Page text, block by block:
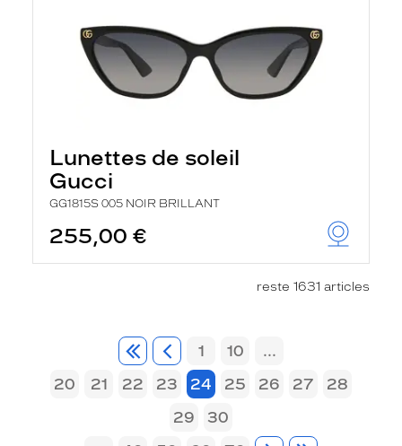
Lunettes de soleil
Gucci
GG1815S 005 NOIR BRILLANT
255,00 €
reste 1631 articles
1 10
...
20
21 22 23 24 25 26 27
28
29
30